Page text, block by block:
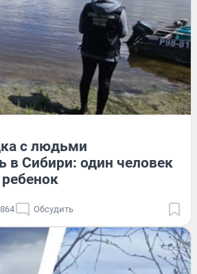
с людьми
в Сибири: один человек
864 Обсудить